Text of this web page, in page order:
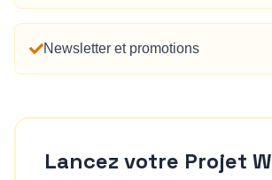
Newsletter et promotions
Lancez votre Projet